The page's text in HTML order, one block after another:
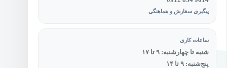
پیگیری سفارش و هماهنگی
ساعات کاری
شنبه تا چهارشنبه: ۹ تا ۱۷
پنج‌شنبه: ۹ تا ۱۴